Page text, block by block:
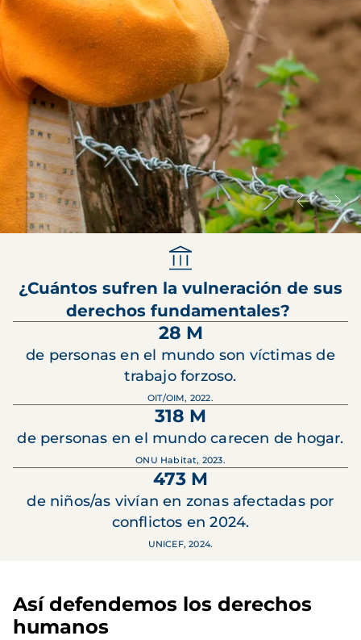
¿Cuántos sufren la vulneración de sus
derechos fundamentales?
28 M
de personas en el mundo son víctimas de
trabajo forzoso.
OIT/OIM, 2022.
318 M
de personas en el mundo carecen de hogar.
ONU Habitat, 2023.
473 M
de niños/as vivían en zonas afectadas por
conflictos en 2024.
UNICEF, 2024.
Así defendemos los derechos
humanos